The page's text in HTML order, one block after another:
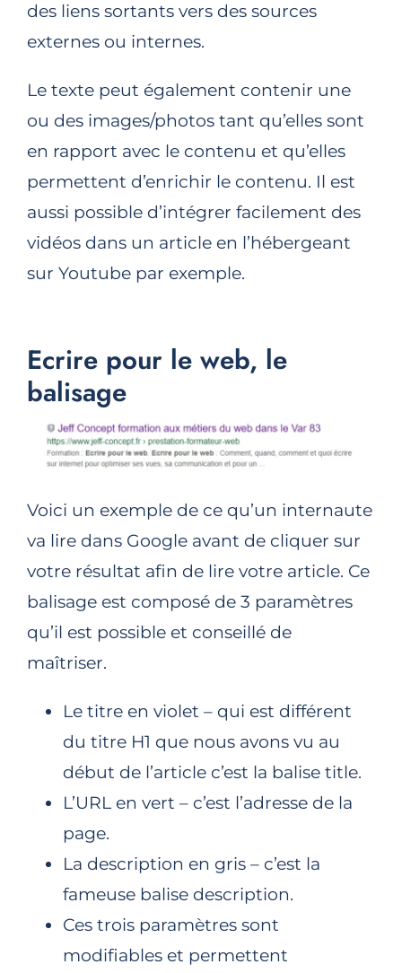
des liens sortants vers des sources
externes ou internes.
Le texte peut également contenir une
ou des images/photos tant qu’elles sont
en rapport avec le contenu et qu’elles
permettent d’enrichir le contenu. Il est
aussi possible d’intégrer facilement des
vidéos dans un article en l’hébergeant
sur Youtube par exemple.
Ecrire pour le web, le
balisage
Voici un exemple de ce qu’un internaute
va lire dans Google avant de cliquer sur
votre résultat afin de lire votre article. Ce
balisage est composé de 3 paramètres
qu’il est possible et conseillé de
maîtriser.
Le titre en violet – qui est différent
du titre H1 que nous avons vu au
début de l’article c’est la balise title.
L’URL en vert – c’est l’adresse de la
page.
La description en gris – c’est la
fameuse balise description.
Ces trois paramètres sont
modifiables et permettent